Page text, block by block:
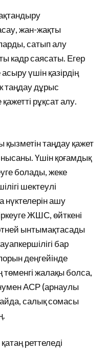
жан-жақты
сатып алу
кадр саясаты. Егер
үшін қазірдің
таңдау дұрыс
рұқсат алу.
таңдау қажет
Үшін қоғамдық
болады, жеке
шектеулі
нүктелерін ашу
ЖШС, өйткені
ынтымақтасады
бар
деңгейінде
төменгі жалақы болса,
АСР (арнаулы
салық сомасы
реттеледі